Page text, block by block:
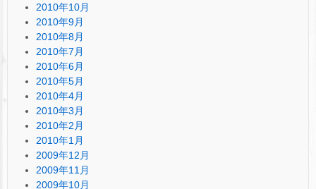
2010年10月
2010年9月
2010年8月
2010年7月
2010年6月
2010年5月
2010年4月
2010年3月
2010年2月
2010年1月
2009年12月
2009年11月
2009年10月